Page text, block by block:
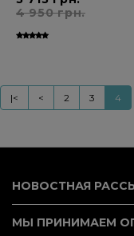
4 950 грн.
|< < 2 3 4
НОВОСТНАЯ
МЫ ПРИНИМАЕМ